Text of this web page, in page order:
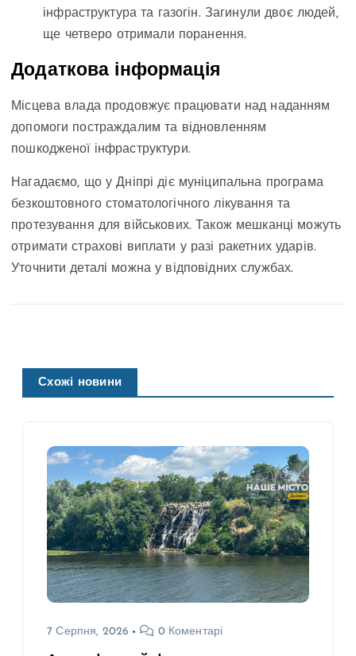
інфраструктура та газогін. Загинули двоє людей,
ще четверо отримали поранення.
Додаткова інформація
Місцева влада продовжує працювати над наданням
допомоги постраждалим та відновленням
пошкодженої інфраструктури.
Нагадаємо, що у Дніпрі діє муніципальна програма
безкоштовного стоматологічного лікування та
протезування для військових. Також мешканці можуть
отримати страхові виплати у разі ракетних ударів.
Уточнити деталі можна у відповідних службах.
Схожі новини
7 Серпня, 2026 0 Коментарі